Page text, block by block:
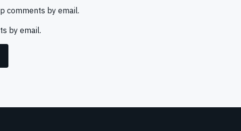
comments by email.
by email.